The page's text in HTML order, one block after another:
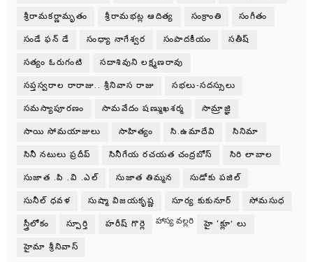
శ్రీరామకర్ణామృతం శ్రీరామభట్ల ఆదిత్య సంక్రాంతి సంగీతం
సండే ఫన్ డే సంధ్యా నాగేశ్వర సంపాదకీయం సతీష్
సత్యం ఓరుగంటి సదాశివుని లక్ష్మణరావు
సప్తస్వరాల రారాజు.. శ్రీనివాస రాజు సభలు-సదస్సులు
సమస్యాపూరణం సామవేదం షణ్ముఖశర్మ సామ్రాజ్ఞి
సాయి సోమయాజులు సాహిత్యం సి.ఉమాదేవి సినిమా
సినీ నటులు ప్రదీప్ సినీగేయ రచయత చంద్రబోస్ సిరి లాబాల
సుజాత .పి .వి .ఎల్ సుజాత తిమ్మన సుడోకు పజిల్
సునీల్ ధవళ సుష్మా విజయకృష్ణ సూర్య కుకునూర్ సోమసుధ
స్త్రీలోకం స్పూర్తి హరీష్ గొర్లె హాస్య వల్లరి హై ‘క్లూ’ లు
హైమా శ్రీనివాస్